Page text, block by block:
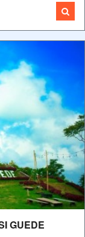
GUEDE